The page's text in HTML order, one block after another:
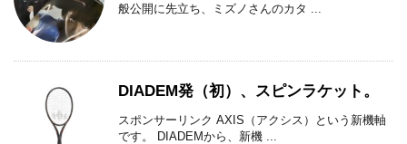
般公開に先立ち、ミズノさんのカタ ...
DIADEM発（初）、スピンラケット。
スポンサーリンク AXIS（アクシス）という新機軸
です。 DIADEMから、新機 ...